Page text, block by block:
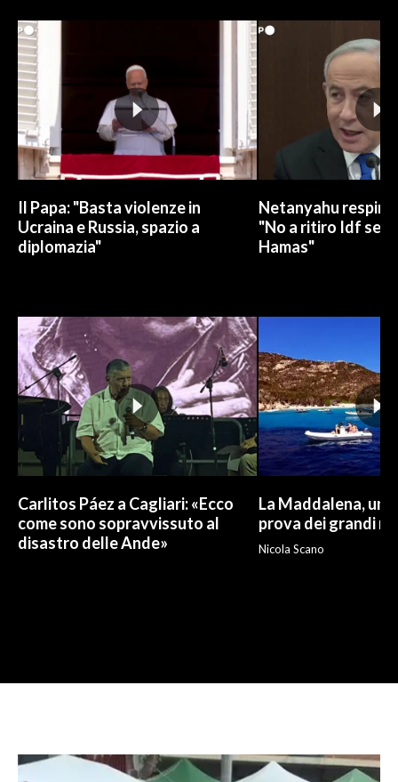
Il Papa: "Basta violenze in
Ucraina e Russia, spazio a
diplomazia"
Netanyahu
"No a ritiro Idf
Hamas"
Carlitos Páez a Cagliari: «Ecco
come sono sopravvissuto al
disastro delle Ande»
La Maddalena, un
prova dei grandi
Nicola Scano